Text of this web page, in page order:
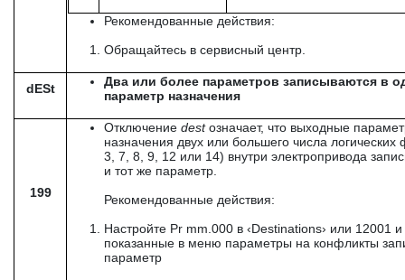
Рекомендованные действия:
Обращайтесь в сервисный центр.
dESt
Два или более параметров записываются в
параметр назначения
199
Отключение destозначает, что выходные
назначения двух или большего числа
3, 7, 8, 9, 12 или 14) внутри электропривода
и тот же параметр.
Рекомендованные действия:
Настройте Pr mm.000 в ‹Destinations› или 12001 и
показанные в меню параметры на конфликты
параметр